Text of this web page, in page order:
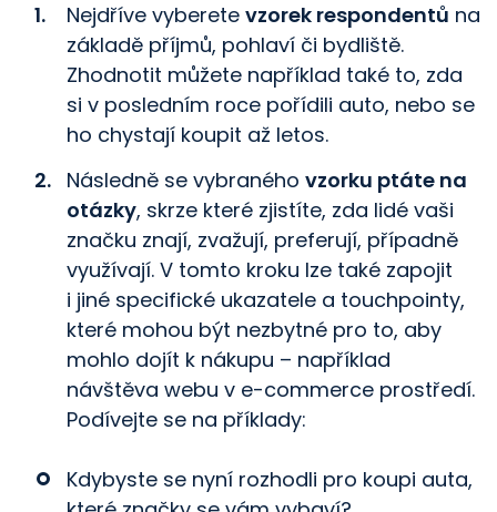
Nejdříve vyberete vzorek respondentů na
základě příjmů, pohlaví či bydliště.
Zhodnotit můžete například také to, zda
si v posledním roce pořídili auto, nebo se
ho chystají koupit až letos.
Následně se vybraného vzorku ptáte na
otázky, skrze které zjistíte, zda lidé vaši
značku znají, zvažují, preferují, případně
využívají. V tomto kroku lze také zapojit
i jiné specifické ukazatele a touchpointy,
které mohou být nezbytné pro to, aby
mohlo dojít k nákupu –⁠ například
návštěva webu v e-commerce prostředí.
Podívejte se na příklady:
Kdybyste se nyní rozhodli pro koupi auta,